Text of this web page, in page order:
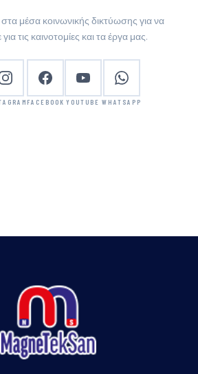
μέσα κοινωνικής δικτύωσης για να
τις καινοτομίες και τα έργα μας.
FACEBOOK YOUTUBE WHATSAPP